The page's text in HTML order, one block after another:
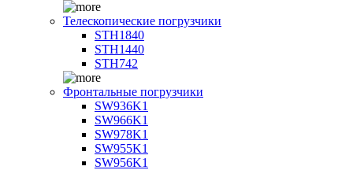
Телескопические погрузчики
STH1840
STH1440
STH742
Фронтальные погрузчики
SW936K1
SW966K1
SW978K1
SW955K1
SW956K1